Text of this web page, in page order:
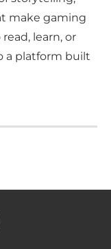
make gaming
learn, or
a platform built